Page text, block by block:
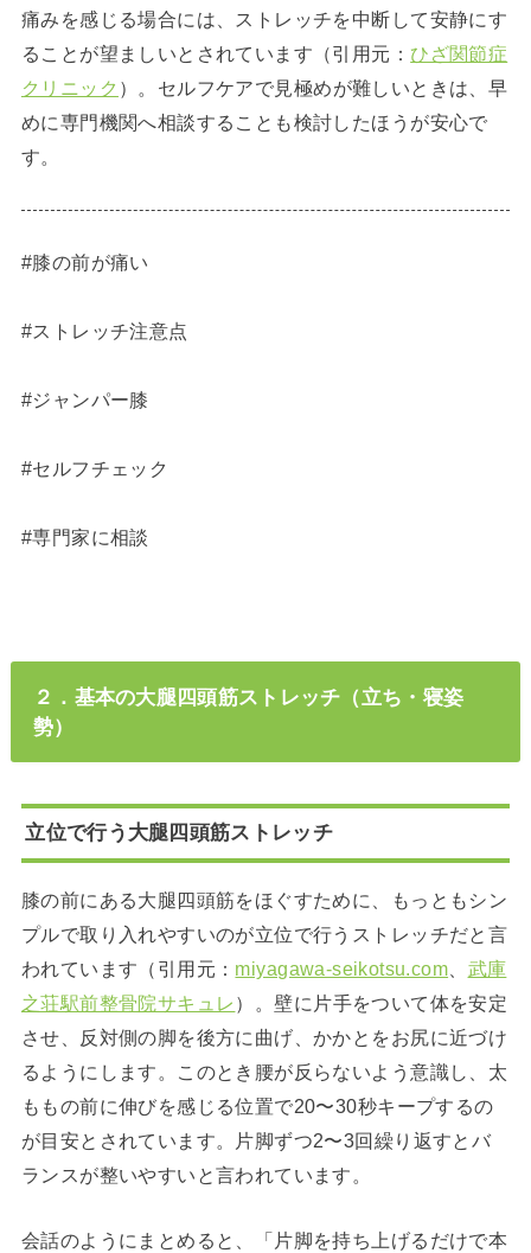
痛みを感じる場合には、ストレッチを中断して安静にす
ることが望ましいとされています（引用元： ひざ関節症
クリニック ）。セルフケアで見極めが難しいときは、早
めに専門機関へ相談することも検討したほうが安心で
す。
#膝の前が痛い
#ストレッチ注意点
#ジャンパー膝
#セルフチェック
#専門家に相談
２．基本の大腿四頭筋ストレッチ（立ち・寝姿
勢）
立位で行う大腿四頭筋ストレッチ
膝の前にある大腿四頭筋をほぐすために、もっともシン
プルで取り入れやすいのが立位で行うストレッチだと言
われています（引用元： miyagawa-seikotsu.com
武庫
之荘駅前整骨院サキュレ ）。壁に片手をついて体を安定
させ、反対側の脚を後方に曲げ、かかとをお尻に近づけ
るようにします。このとき腰が反らないよう意識し、太
ももの前に伸びを感じる位置で20〜30秒キープするの
が目安とされています。片脚ずつ2〜3回繰り返すとバ
ランスが整いやすいと言われています。
会話のようにまとめると、「片脚を持ち上げるだけで本